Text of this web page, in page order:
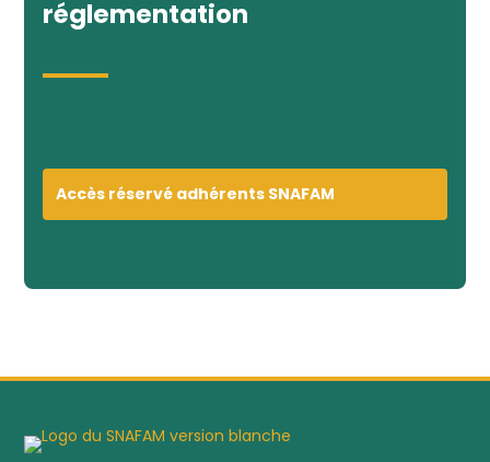
réglementation
Accès réservé adhérents SNAFAM